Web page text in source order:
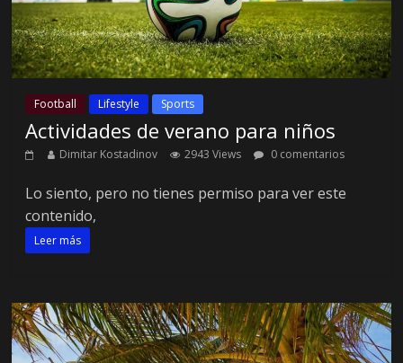
Football Lifestyle Sports
Actividades de verano para niños
Dimitar Kostadinov 2943 Views 0 comentarios
Lo siento, pero no tienes permiso para ver este
contenido,
Leer más